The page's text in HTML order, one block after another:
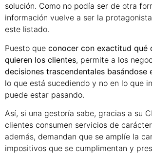
solución. Como no podía ser de otra
información vuelve a ser la
este listado.
Puesto que conocer con exactitud qué
quieren los clientes, permite a los
decisiones trascendentales basándose
lo que está sucediendo y no en lo que
puede estar pasando.
Así, si una gestoría sabe, gracias a su
clientes consumen servicios de
además, demandan que se amplíe la
impositivos que se cumplimentan y